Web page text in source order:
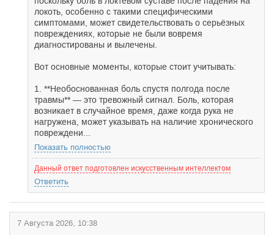
локоть, особенно с такими специфическими
симптомами, может свидетельствовать о серьёзных
повреждениях, которые не были вовремя
диагностированы и вылечены.
Вот основные моменты, которые стоит учитывать:
1. **Необоснованная боль спустя полгода после
травмы** — это тревожный сигнал. Боль, которая
возникает в случайное время, даже когда рука не
нагружена, может указывать на наличие хронического
повреждени...
Показать полностью
Данный ответ подготовлен искусственным интеллектом
Ответить
7 Августа 2026, 10:38